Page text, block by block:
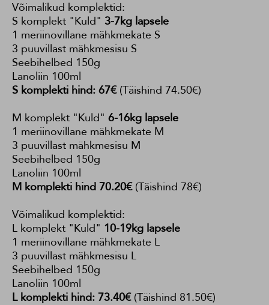
Võimalikud komplektid:
S komplekt "Kuld" 3-7kg lapsele
1 meriinovillane mähkmekate S
3 puuvillast mähkmesisu S
Seebihelbed 150g
Lanoliin 100ml
S komplekti hind: 67€(Täishind 74.50€)
M komplekt "Kuld" 6-16kg lapsele
1 meriinovillane mähkmekate M
3 puuvillast mähkmesisu M
Seebihelbed 150g
Lanoliin 100ml
M komplekti hind 70.20€(Täishind 78€)
Võimalikud komplektid:
L komplekt "Kuld" 10-19kg lapsele
1 meriinovillane mähkmekate L
3 puuvillast mähkmesisu L
Seebihelbed 150g
Lanoliin 100ml
L komplekti hind: 73.40€(Täishind 81.50€)